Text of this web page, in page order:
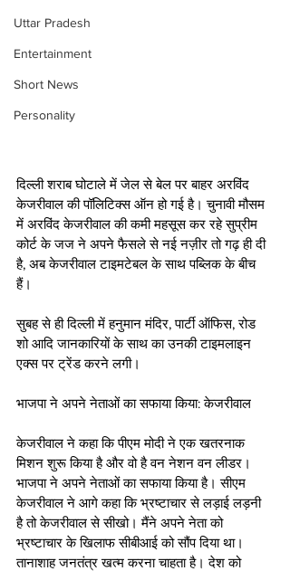
Uttar Pradesh
Entertainment
Short News
Personality
दिल्ली शराब घोटाले में जेल से बेल पर बाहर अरविंद
केजरीवाल की पॉलिटिक्स ऑन हो गई है। चुनावी मौसम
में अरविंद केजरीवाल की कमी महसूस कर रहे सुप्रीम
कोर्ट के जज ने अपने फैसले से नई नज़ीर तो गढ़ ही दी
है, अब केजरीवाल टाइमटेबल के साथ पब्लिक के बीच
हैं।
सुबह से ही दिल्ली में हनुमान मंदिर, पार्टी ऑफिस, रोड
शो आदि जानकारियों के साथ का उनकी टाइमलाइन
एक्स पर ट्रेंड करने लगी।
भाजपा ने अपने नेताओं का सफाया किया: केजरीवाल
केजरीवाल ने कहा कि पीएम मोदी ने एक खतरनाक
मिशन शुरू किया है और वो है वन नेशन वन लीडर।
भाजपा ने अपने नेताओं का सफाया किया है। सीएम
केजरीवाल ने आगे कहा कि भ्रष्टाचार से लड़ाई लड़नी
है तो केजरीवाल से सीखो। मैंने अपने नेता को
भ्रष्टाचार के खिलाफ सीबीआई को सौंप दिया था।
तानाशाह जनतंत्र खत्म करना चाहता है। देश को